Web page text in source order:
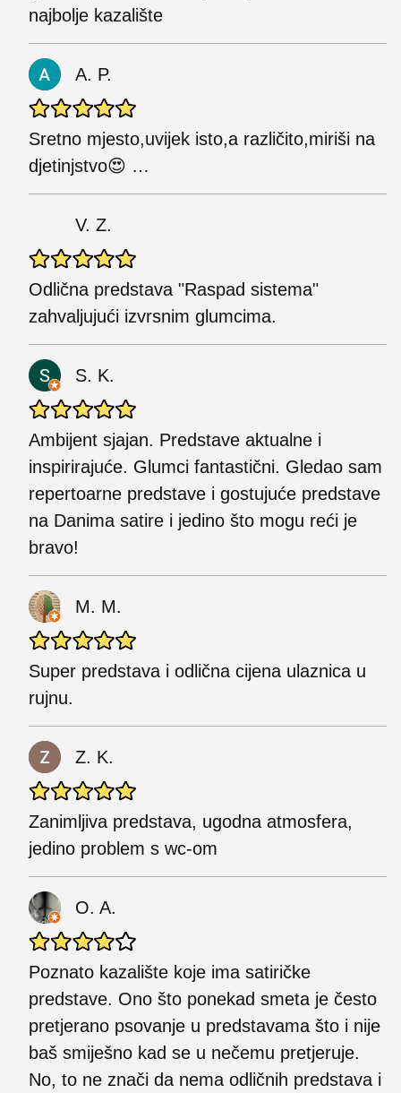
najbolje kazalište
A. P.
Sretno mjesto,uvijek isto,a različito,miriši na
djetinjstvo😍 …
V. Z.
Odlična predstava "Raspad sistema"
zahvaljujući izvrsnim glumcima.
S. K.
Ambijent sjajan. Predstave aktualne i
inspirirajuće. Glumci fantastični. Gledao sam
repertoarne predstave i gostujuće predstave
na Danima satire i jedino što mogu reći je
bravo!
M. M.
Super predstava i odlična cijena ulaznica u
rujnu.
Z. K.
Zanimljiva predstava, ugodna atmosfera,
jedino problem s wc-om
O. A.
Poznato kazalište koje ima satiričke
predstave. Ono što ponekad smeta je često
pretjerano psovanje u predstavama što i nije
baš smiješno kad se u nečemu pretjeruje.
No, to ne znači da nema odličnih predstava i